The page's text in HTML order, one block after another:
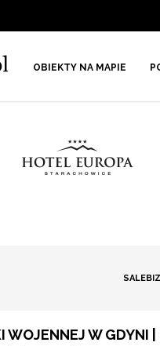
OBIEKTY NA MAPIE
WOJENNEJ W GDYNI